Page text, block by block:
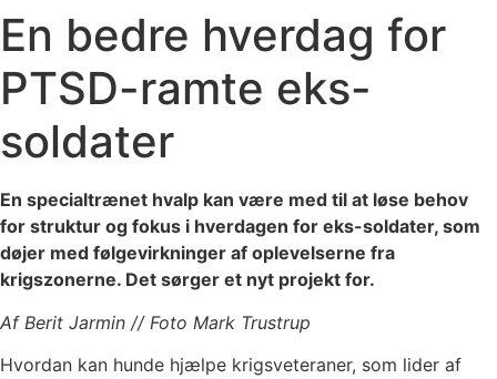
En bedre hverdag for
PTSD-ramte eks-
soldater
En specialtrænet hvalp kan være med til at løse behov
for struktur og fokus i hverdagen for eks-soldater, som
døjer med følgevirkninger af oplevelserne fra
krigszonerne. Det sørger et nyt projekt for.
Af Berit Jarmin // Foto Mark Trustrup
Hvordan kan hunde hjælpe krigsveteraner, som lider af